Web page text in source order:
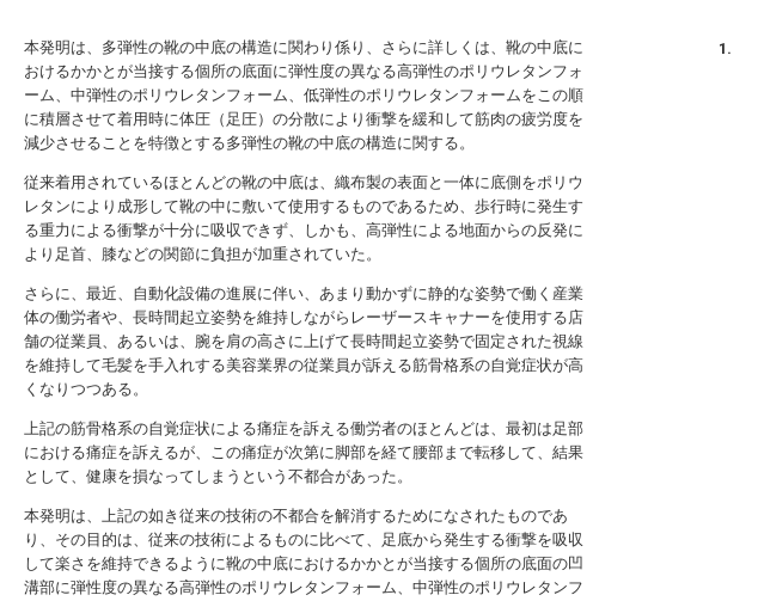
本発明は、多弾性の靴の中底の構造に関わり係り、さらに詳しくは、靴の中底に
おけるかかとが当接する個所の底面に弾性度の異なる高弾性のポリウレタンフォ
ーム、中弾性のポリウレタンフォーム、低弾性のポリウレタンフォームをこの順
に積層させて着用時に体圧（足圧）の分散により衝撃を緩和して筋肉の疲労度を
減少させることを特徴とする多弾性の靴の中底の構造に関する。
従来着用されているほとんどの靴の中底は、織布製の表面と一体に底側をポリウ
レタンにより成形して靴の中に敷いて使用するものであるため、歩行時に発生す
る重力による衝撃が十分に吸収できず、しかも、高弾性による地面からの反発に
より足首、膝などの関節に負担が加重されていた。
さらに、最近、自動化設備の進展に伴い、あまり動かずに静的な姿勢で働く産業
体の働労者や、長時間起立姿勢を維持しながらレーザースキャナーを使用する店
舗の従業員、あるいは、腕を肩の高さに上げて長時間起立姿勢で固定された視線
を維持して毛髪を手入れする美容業界の従業員が訴える筋骨格系の自覚症状が高
くなりつつある。
上記の筋骨格系の自覚症状による痛症を訴える働労者のほとんどは、最初は足部
における痛症を訴えるが、この痛症が次第に脚部を経て腰部まで転移して、結果
として、健康を損なってしまうという不都合があった。
本発明は、上記の如き従来の技術の不都合を解消するためになされたものであ
り、その目的は、従来の技術によるものに比べて、足底から発生する衝撃を吸収
して楽さを維持できるように靴の中底におけるかかとが当接する個所の底面の凹
溝部に弾性度の異なる高弾性のポリウレタンフォーム、中弾性のポリウレタンフ